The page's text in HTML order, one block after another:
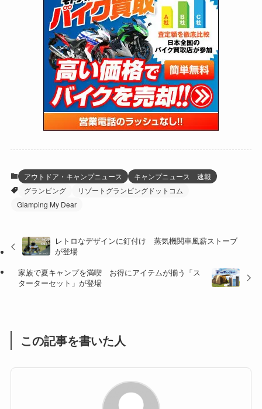
(34)
(5)
(12)
(63)
(109)
(25)
(24)
(47)
(15)
(5)
(62)
(4)
(6)
(17)
(5)
(27)
(131)
(38)
(131)
(167)
(85)
(21)
(61)
(171)
(98)
(13)
(60)
(274)
(171)
(38)
(47)
(59)
(41)
(47)
(141)
(254)
(204)
(23)
(33)
(34)
(35)
(41)
(415)
(16)
(170) (27)
(147)
(13)
(19)
(12)
(16)
(20)
(4)
(16)
(1)
アウトドア・キャンプニュース
キャンプニュース 速報
グランピング
リゾートグランピングドットコム
Glamping My Dear
レトロなデザインに釘付け 蒸気機関車風薪ストーブ
が登場
家族で夏キャンプを満喫 お得にアイテムが揃う「ス
ターターセット」が登場
この記事を書いた人